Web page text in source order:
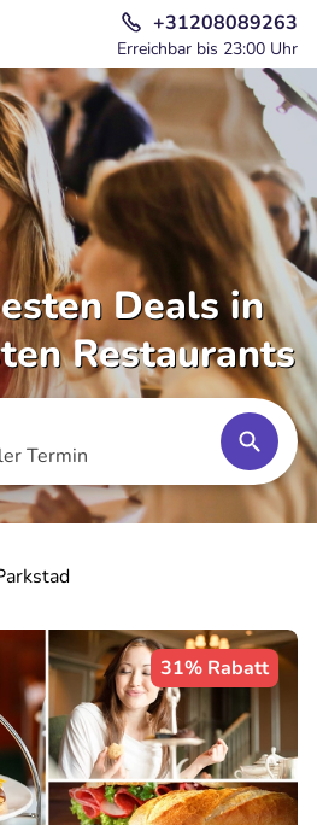
+31208089263
Erreichbar bis 23:00 Uhr
Deals in
Restaurants
Termin
31% Rabatt